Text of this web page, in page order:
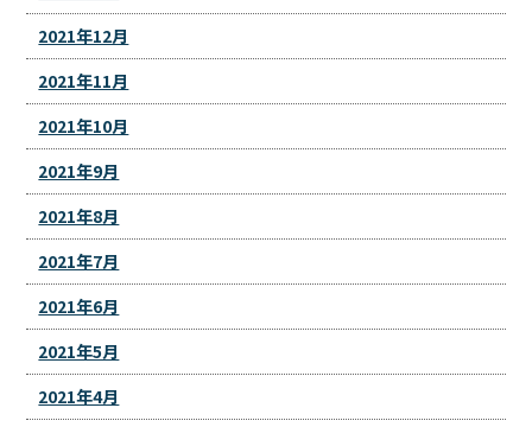
2021年12月
2021年11月
2021年10月
2021年9月
2021年8月
2021年7月
2021年6月
2021年5月
2021年4月